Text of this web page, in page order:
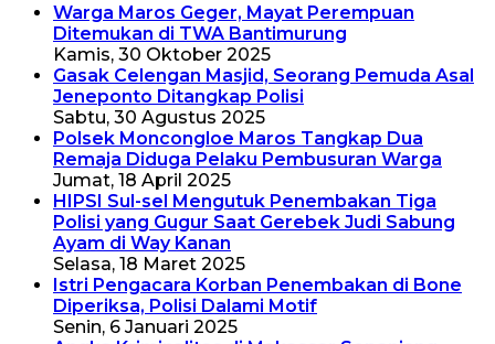
Warga Maros Geger, Mayat Perempuan
Ditemukan di TWA Bantimurung
Kamis, 30 Oktober 2025
Gasak Celengan Masjid, Seorang Pemuda Asal
Jeneponto Ditangkap Polisi
Sabtu, 30 Agustus 2025
Polsek Moncongloe Maros Tangkap Dua
Remaja Diduga Pelaku Pembusuran Warga
Jumat, 18 April 2025
HIPSI Sul-sel Mengutuk Penembakan Tiga
Polisi yang Gugur Saat Gerebek Judi Sabung
Ayam di Way Kanan
Selasa, 18 Maret 2025
Istri Pengacara Korban Penembakan di Bone
Diperiksa, Polisi Dalami Motif
Senin, 6 Januari 2025